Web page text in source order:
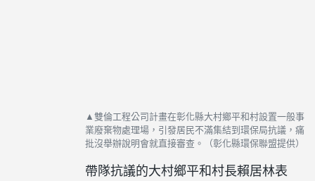
▲雙倫工程公司計畫在彰化縣大村鄉平和村設置一般事
業廢棄物處理場，引發居民不滿集結到環保局抗議，痛
批沒舉辦說明會就直接審查。（彰化縣環保聯盟提供）
帶隊抗議的大村鄉平和村長賴居林表